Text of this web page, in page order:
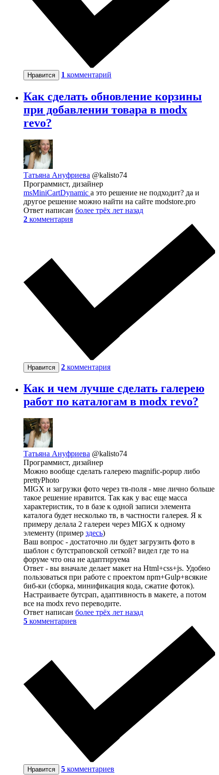
Нравится 1 комментарий
Как сделать обновление корзины
при добавлении товара в modx
revo?
Татьяна Ануфриева @kalisto74
Программист, дизайнер
msMiniCartDynamic а это решение не подходит? да и
другое решение можно найти на сайте modstore.pro
Ответ написан более трёх лет назад
2 комментария
Нравится 2 комментария
Как и чем лучше сделать галерею
работ по каталогам в modx revo?
Татьяна Ануфриева @kalisto74
Программист, дизайнер
Можно вообще сделать галерею magnific-popup либо
prettyPhoto
MIGX и загрузки фото через тв-поля - мне лично больше
такое решение нравится. Так как у вас еще масса
характеристик, то в базе к одной записи элемента
каталога будет несколько тв, в частности галерея. Я к
примеру делала 2 галереи через MIGX к одному
элементу (пример здесь)
Ваш вопрос - достаточно ли будет загрузить фото в
шаблон с бутстраповской сеткой? видел где то на
форуме что она не адаптируема
Ответ - вы вначале делает макет на Html+css+js. Удобно
пользоваться при работе с проектом npm+Gulp+всякие
биб-ки (сборка, минификация кода, сжатие фоток).
Настраиваете бутсрап, адаптивность в макете, а потом
все на modx revo переводите.
Ответ написан более трёх лет назад
5 комментариев
Нравится 5 комментариев